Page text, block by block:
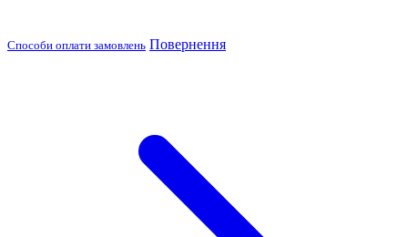
Способи оплати замовлень Повернення